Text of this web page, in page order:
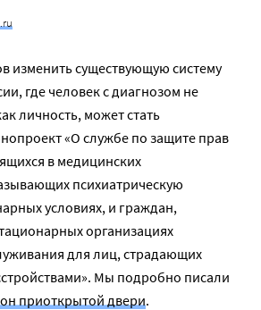
изменить существующую систему
где человек с диагнозом не
личность, может стать
«О службе по защите прав
в медицинских
психиатрическую
условиях, и граждан,
организациях
для лиц, страдающих
Мы подробно писали
приоткрытой двери.